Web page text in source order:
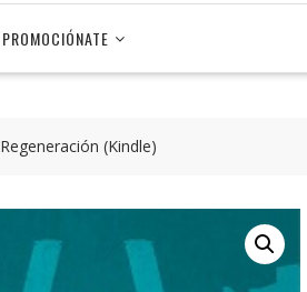
PROMOCIÓNATE
Regeneración (Kindle)